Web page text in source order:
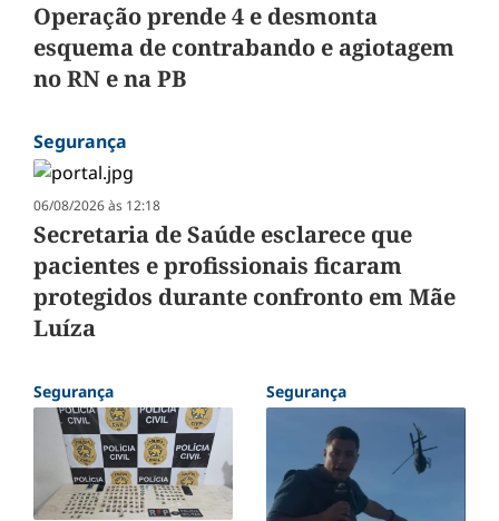
Operação prende 4 e desmonta
esquema de contrabando e agiotagem
no RN e na PB
Segurança
06/08/2026 às 12:18
Secretaria de Saúde esclarece que
pacientes e profissionais ficaram
protegidos durante confronto em Mãe
Luíza
Segurança Segurança